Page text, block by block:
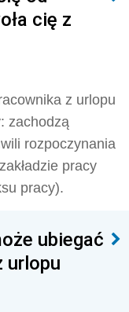
cię z
z urlopu
zachodzą
rozpoczynania
pracy
pracy).
ubiegać
urlopu